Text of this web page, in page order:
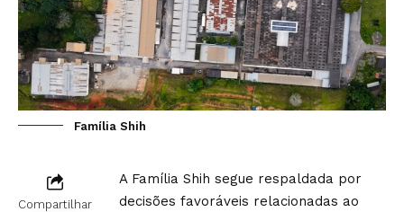
Família Shih
Compartilhar
A Família Shih segue respaldada por
decisões favoráveis relacionadas ao